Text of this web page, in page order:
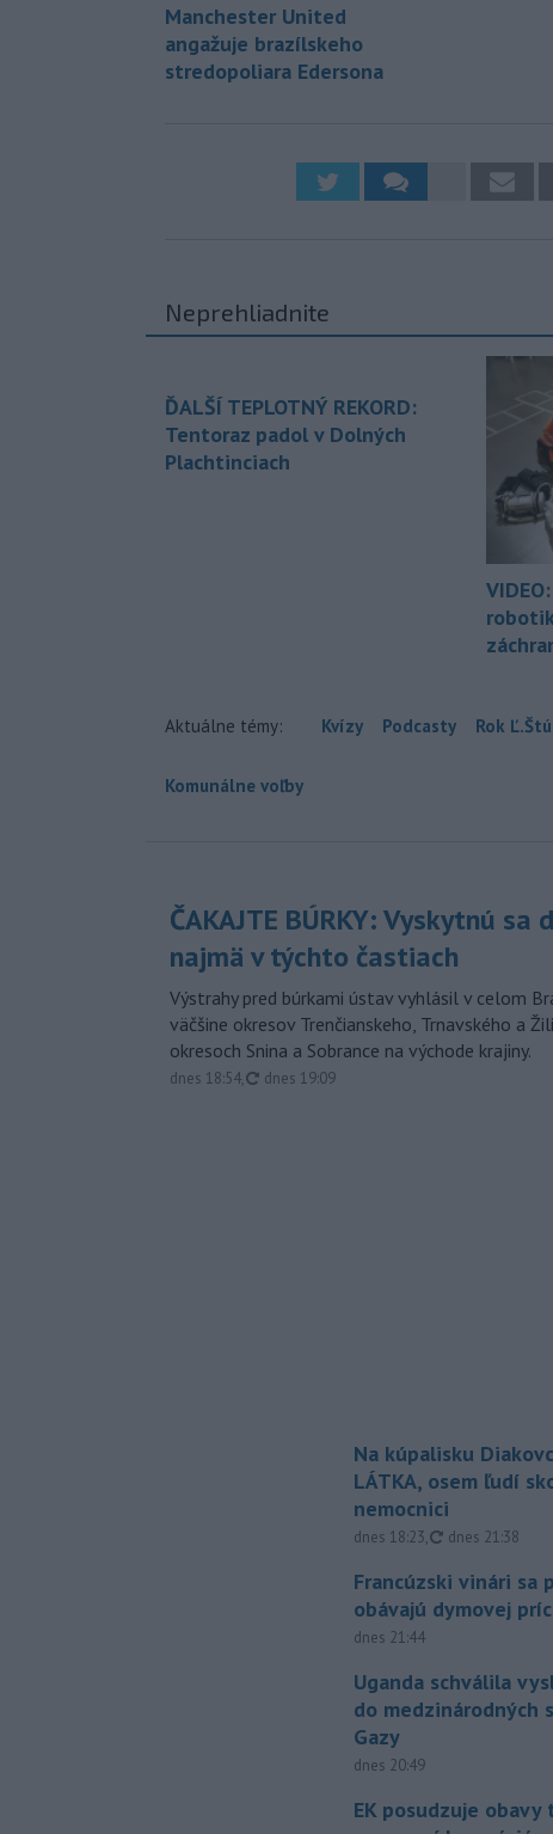
Manchester United
angažuje brazílskeho
stredopoliara Edersona
Neprehliadnite
ĎALŠÍ TEPLOTNÝ REKORD:
Tentoraz padol v Dolných
Plachtinciach
Aktuálne témy: Kvízy Podcasty Rok
Komunálne voľby
ČAKAJTE BÚRKY: Vyskytnú sa
najmä v týchto častiach
Výstrahy pred búrkami ústav vyhlásil v celom
väčšine okresov Trenčianskeho, Trnavského a
okresoch Snina a Sobrance na východe krajiny.
dnes 18:54, aktualizované
dnes 19:09
Na kúpalisku
LÁTKA, osem ľudí
nemocnici
dnes 18:23, aktualizované
dnes 21:38
Francúzski vinári sa
obávajú dymovej
dnes 21:44
Uganda schválila
do medzinárodných
Gazy
dnes 20:49
EK posudzuje obavy